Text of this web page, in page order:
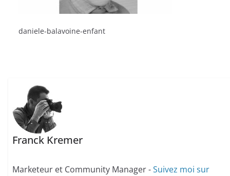
daniele-balavoine-enfant
Franck Kremer
Marketeur et Community Manager -Suivez moi sur